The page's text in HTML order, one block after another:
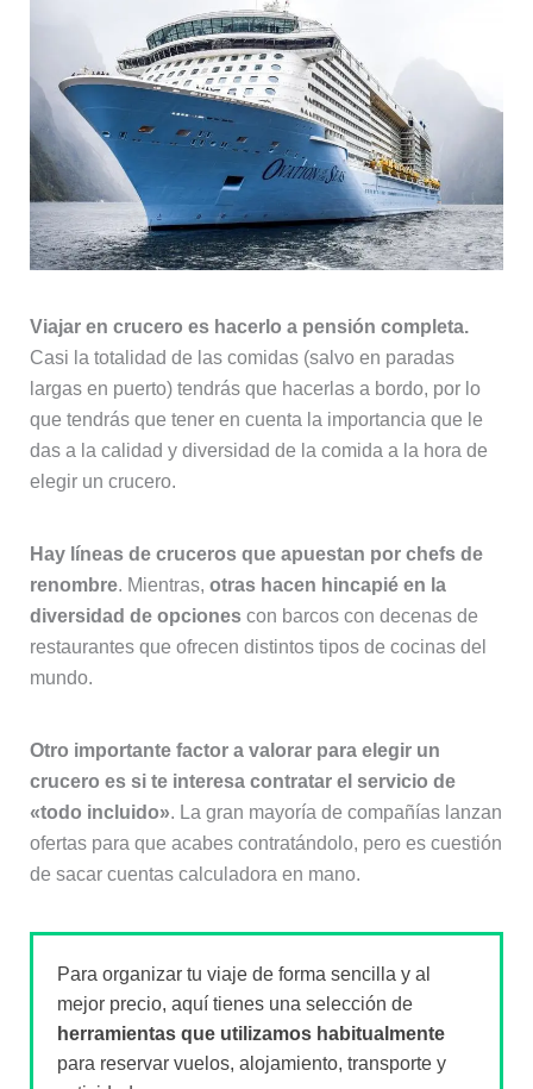
Viajar en crucero es hacerlo a pensión completa.
Casi la totalidad de las comidas (salvo en paradas
largas en puerto) tendrás que hacerlas a bordo, por lo
que tendrás que tener en cuenta la importancia que le
das a la calidad y diversidad de la comida a la hora de
elegir un crucero.
Hay líneas de cruceros que apuestan por chefs de
renombre. Mientras, otras hacen hincapié en la
diversidad de opcionescon barcos con decenas de
restaurantes que ofrecen distintos tipos de cocinas del
mundo.
Otro importante factor a valorar para elegir un
crucero es si te interesa contratar el servicio de
«todo incluido». La gran mayoría de compañías lanzan
ofertas para que acabes contratándolo, pero es cuestión
de sacar cuentas calculadora en mano.
Para organizar tu viaje de forma sencilla y al
mejor precio, aquí tienes una selección de
herramientas que utilizamos habitualmente
para reservar vuelos, alojamiento, transporte y